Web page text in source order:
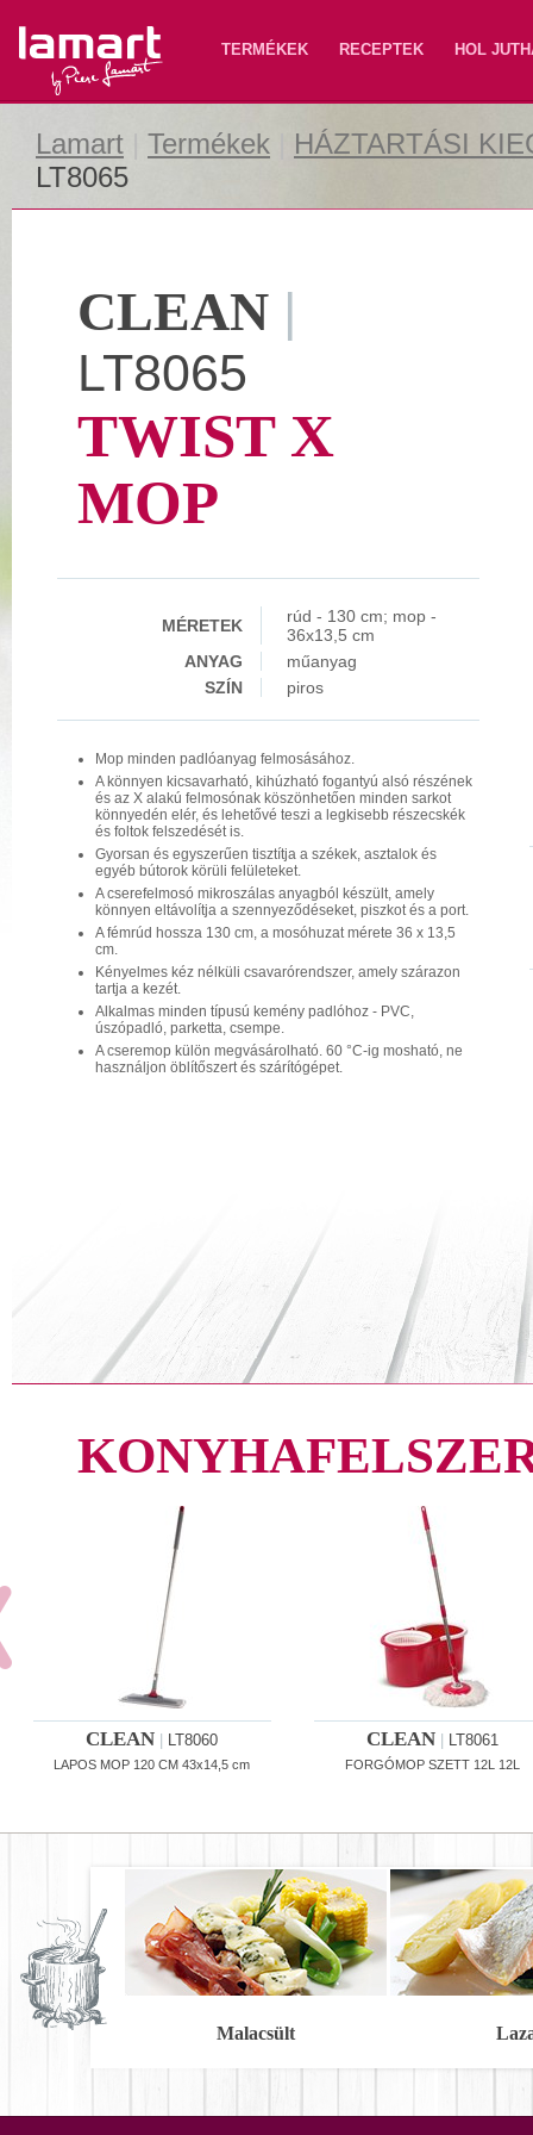
Lamart TERMÉKEK RECEPTEK HOL
Lamart Termékek
HÁZTARTÁSI
LT8065
CLEAN |
LT8065
TWIST X
MOP
MÉRETEK
rúd - 130 cm; mop -
36x13,5 cm
ANYAG
műanyag
SZÍN
piros
Mop minden padlóanyag felmosásához.
A könnyen kicsavarható, kihúzható fogantyú alsó részének
és az X alakú felmosónak köszönhetően minden sarkot
könnyedén elér, és lehetővé teszi a legkisebb részecskék
és foltok felszedését is.
Gyorsan és egyszerűen tisztítja a székek, asztalok és
egyéb bútorok körüli felületeket.
A cserefelmosó mikroszálas anyagból készült, amely
könnyen eltávolítja a szennyeződéseket, piszkot és a port.
A fémrúd hossza 130 cm, a mosóhuzat mérete 36 x 13,5
cm.
Kényelmes kéz nélküli csavarórendszer, amely szárazon
tartja a kezét.
Alkalmas minden típusú kemény padlóhoz - PVC,
úszópadló, parketta, csempe.
A cseremop külön megvásárolható. 60 °C-ig mosható, ne
használjon öblítőszert és szárítógépet.
CLEAN LT8060
LAPOS MOP 120 CM 43x14,5 cm
CLEAN LT8061
FORGÓMOP SZETT 12L 12L
Malacsült